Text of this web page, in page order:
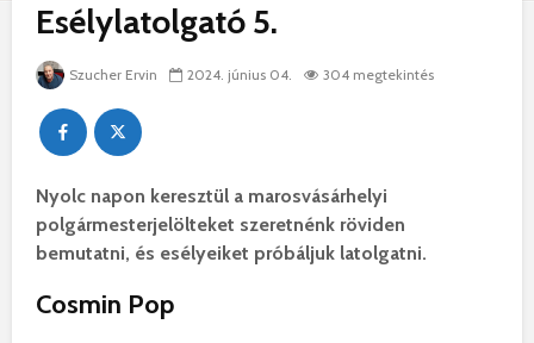
Esélylatolgató 5.
Szucher Ervin 2024. június 04. 304 megtekintés
Nyolc napon keresztül a marosvásárhelyi
polgármesterjelölteket szeretnénk röviden
bemutatni, és esélyeiket próbáljuk latolgatni.
Cosmin Pop